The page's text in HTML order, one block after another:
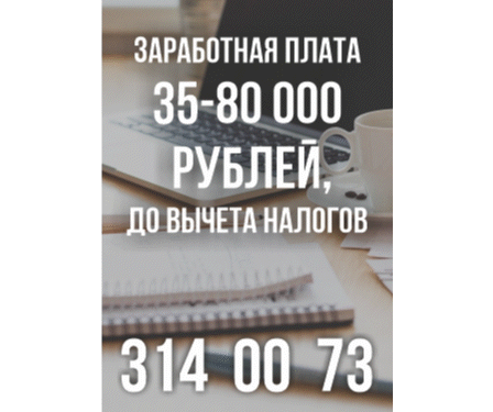
Дольщики долгостроя на Титова в Новосибирске
получили ключи от квартир
Доля рыночной ипотеки в России превысила 50% по
итогам июля 2026 года